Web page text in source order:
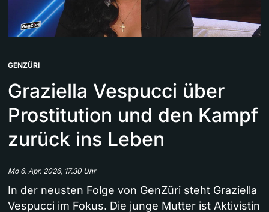
GENZÜRI
Graziella Vespucci über
Prostitution und den Kampf
zurück ins Leben
Mo 6. Apr. 2026, 17.30 Uhr
In der neusten Folge von GenZüri steht Graziella
Vespucci im Fokus. Die junge Mutter ist Aktivistin